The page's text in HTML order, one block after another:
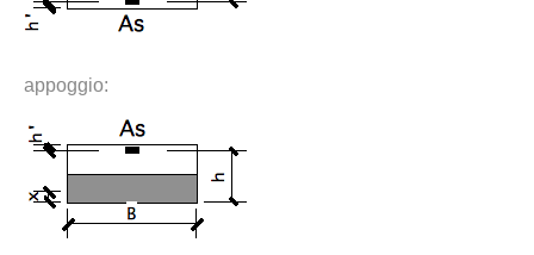
appoggio: